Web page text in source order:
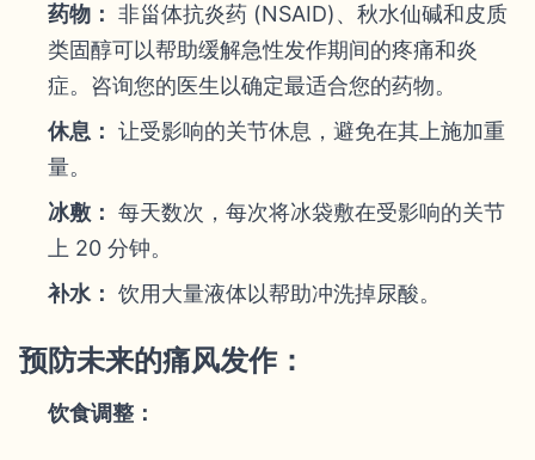
药物： 非甾体抗炎药 (NSAID)、秋水仙碱和皮质
类固醇可以帮助缓解急性发作期间的疼痛和炎
症。咨询您的医生以确定最适合您的药物。
休息： 让受影响的关节休息，避免在其上施加重
量。
冰敷： 每天数次，每次将冰袋敷在受影响的关节
上 20 分钟。
补水： 饮用大量液体以帮助冲洗掉尿酸。
预防未来的痛风发作：
饮食调整：